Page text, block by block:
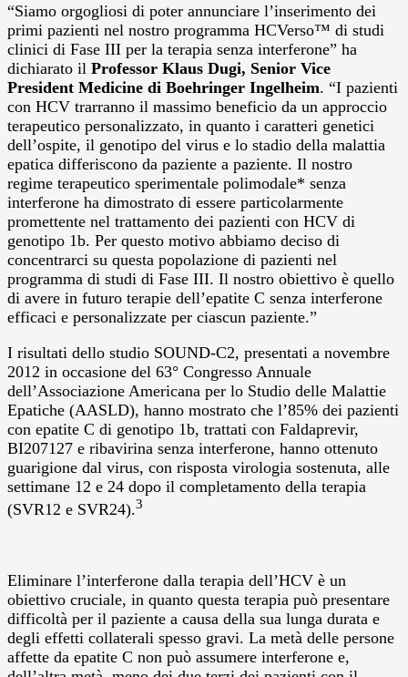
“Siamo orgogliosi di poter annunciare l’inserimento dei
primi pazienti nel nostro programma HCVerso™ di studi
clinici di Fase III per la terapia senza interferone” ha
dichiarato il Professor Klaus Dugi, Senior Vice
President Medicine di Boehringer Ingelheim. “I pazienti
con HCV trarranno il massimo beneficio da un approccio
terapeutico personalizzato, in quanto i caratteri genetici
dell’ospite, il genotipo del virus e lo stadio della malattia
epatica differiscono da paziente a paziente. Il nostro
regime terapeutico sperimentale polimodale* senza
interferone ha dimostrato di essere particolarmente
promettente nel trattamento dei pazienti con HCV di
genotipo 1b. Per questo motivo abbiamo deciso di
concentrarci su questa popolazione di pazienti nel
programma di studi di Fase III. Il nostro obiettivo è quello
di avere in futuro terapie dell’epatite C senza interferone
efficaci e personalizzate per ciascun paziente.”
I risultati dello studio SOUND-C2, presentati a novembre
2012 in occasione del 63° Congresso Annuale
dell’Associazione Americana per lo Studio delle Malattie
Epatiche (AASLD), hanno mostrato che l’85% dei pazienti
con epatite C di genotipo 1b, trattati con Faldaprevir,
BI207127 e ribavirina senza interferone, hanno ottenuto
guarigione dal virus, con risposta virologia sostenuta, alle
settimane 12 e 24 dopo il completamento della terapia
(SVR12 e SVR24).3
Eliminare l’interferone dalla terapia dell’HCV è un
obiettivo cruciale, in quanto questa terapia può presentare
difficoltà per il paziente a causa della sua lunga durata e
degli effetti collaterali spesso gravi. La metà delle persone
affette da epatite C non può assumere interferone e,